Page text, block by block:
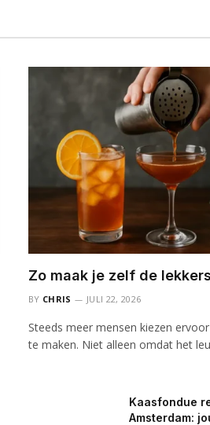
Zo maak je zelf de
BY CHRIS JULI 22, 2026
Steeds meer mensen kiezen
te maken. Niet alleen omdat het
Kaasfondue
Amsterdam: